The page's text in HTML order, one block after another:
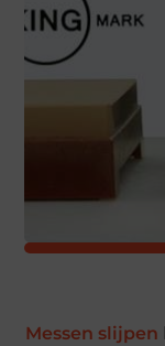
Messen slijpen